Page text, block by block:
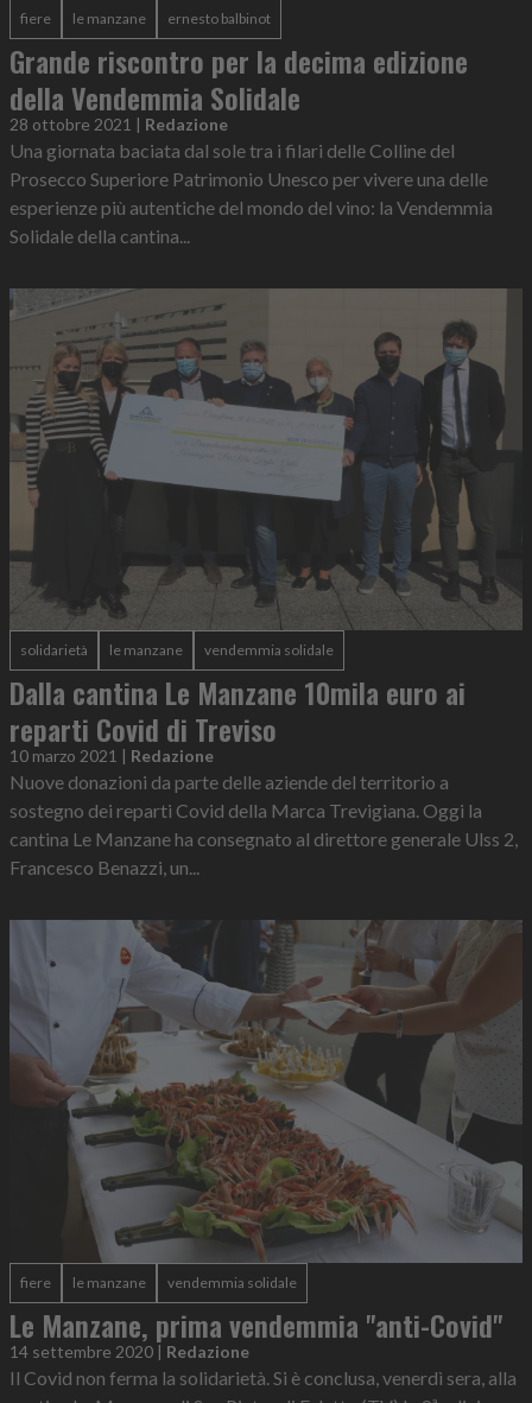
fiere le manzane ernesto balbinot
Grande riscontro per la decima edizione
della Vendemmia Solidale
28 ottobre 2021 | Redazione
Una giornata baciata dal sole tra i filari delle Colline del
Prosecco Superiore Patrimonio Unesco per vivere una delle
esperienze più autentiche del mondo del vino: la Vendemmia
Solidale della cantina...
solidarietà le manzane vendemmia solidale
Dalla cantina Le Manzane 10mila euro ai
reparti Covid di Treviso
10 marzo 2021 Redazione
Nuove donazioni da parte delle aziende del territorio a
sostegno dei reparti Covid della Marca Trevigiana. Oggi la
cantina Le Manzane ha consegnato al direttore generale Ulss 2,
Francesco Benazzi, un...
fiere le manzane vendemmia solidale
Le Manzane, prima vendemmia "anti-Covid"
14 settembre 2020 | Redazione
Il Covid non ferma la solidarietà. Si è conclusa, venerdì sera, alla